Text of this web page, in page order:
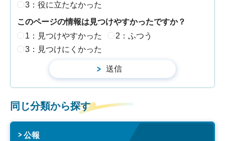
3：役に立たなかった
このページの情報は見つけやすかったですか？
1：見つけやすかった
2：ふつう
3：見つけにくかった
同じ分類から探す
公報